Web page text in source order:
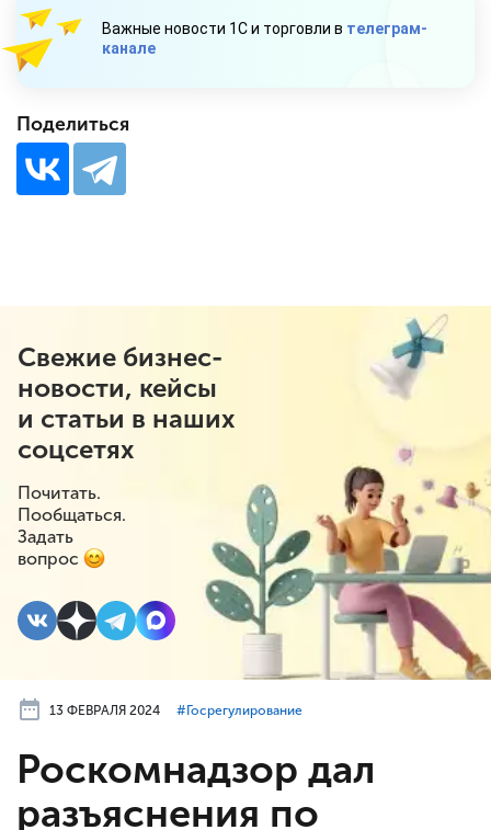
Важные новости 1С и торговли в телеграм-
канале
Поделиться
Свежие бизнес-
новости, кейсы
и статьи в наших
соцсетях
Почитать.
Пообщаться.
Задать
вопрос
13 ФЕВРАЛЯ 2024 #⁣Госрегулирование
Роскомнадзор дал
разъяснения по